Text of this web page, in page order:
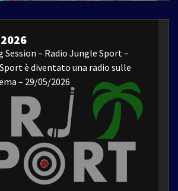
Session – Radio Jungle Sport –
è diventato una radio sulle
– 29/05/2026